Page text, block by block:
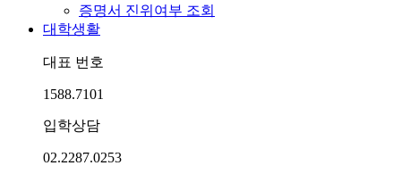
증명서 진위여부 조회
대학생활
대표 번호
1588.7101
입학상담
02.2287.0253